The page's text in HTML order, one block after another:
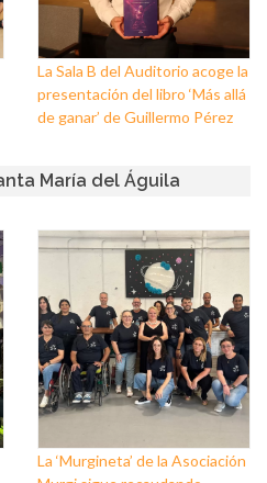
La Sala B del Auditorio acoge la
presentación del libro ‘Más allá
de ganar’ de Guillermo Pérez
María del Águila
La ‘Murgineta’ de la Asociación